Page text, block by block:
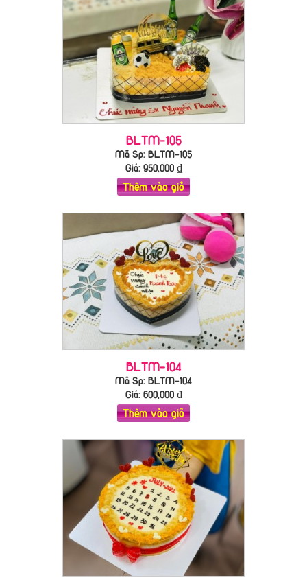
BLTM-105
Mã Sp: BLTM-105
Giá: 950,000₫
Thêm vào giỏ
BLTM-104
Mã Sp: BLTM-104
Giá: 600,000₫
Thêm vào giỏ